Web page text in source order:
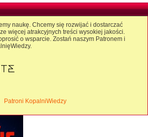
naukę. Chcemy się rozwijać i dostarczać
więcej atrakcyjnych treści wysokiej jakości.
o wsparcie. Zostań naszym Patronem i
Patroni KopalniWiedzy